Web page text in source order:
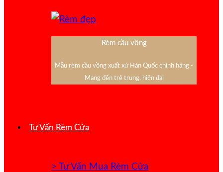
Rèm cầu vồng
Mẫu rèm cầu vồng xuất xứ Hàn Quốc chính hãng -
Mang đến trẻ trung, hiện đại
Tư Vấn Rèm Cửa
> Tư Vấn Mua Rèm Cửa